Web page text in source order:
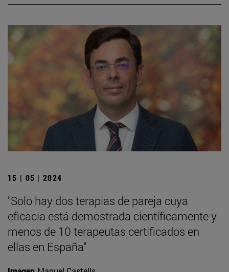
15 | 05 | 2024
"Solo hay dos terapias de pareja cuya
eficacia está demostrada científicamente y
menos de 10 terapeutas certificados en
ellas en España"